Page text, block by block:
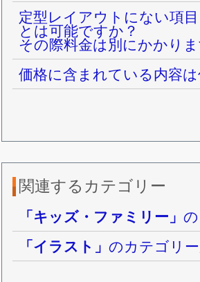
定型レイアウトにない項
とは可能ですか？
その際料金は別にかかり
価格に含まれている内容
関連するカテゴリー
「キッズ・ファミリー」
「イラスト」のカテゴリ